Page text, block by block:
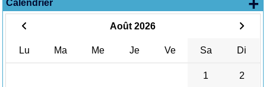
Calendrier
Août 2026
Lu Ma Me Je Ve Sa Di
1 2